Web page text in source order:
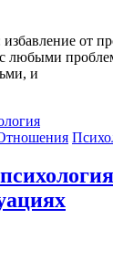
от
любыми
и